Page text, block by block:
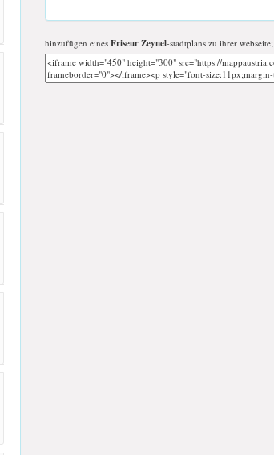
hinzufügen eines Friseur Zeynel-stadtplans zu ihrer webseite;